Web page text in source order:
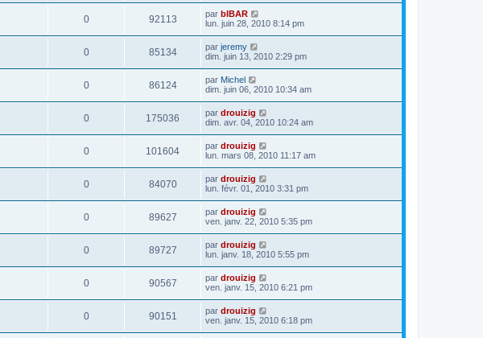
0 92113 par bIBAR
lun. juin 28, 2010 8:14 pm
0 85134 par jeremy
dim. juin 13, 2010 2:29 pm
0 86124 par Michel
dim. juin 06, 2010 10:34 am
0 175036 par drouizig
dim. avr. 04, 2010 10:24 am
0 101604 par drouizig
lun. mars 08, 2010 11:17 am
0 84070 par drouizig
lun. févr. 01, 2010 3:31 pm
0 89627 par drouizig
ven. janv. 22, 2010 5:35 pm
0 89727 par drouizig
lun. janv. 18, 2010 5:55 pm
0 90567 par drouizig
ven. janv. 15, 2010 6:21 pm
0 90151 par drouizig
ven. janv. 15, 2010 6:18 pm